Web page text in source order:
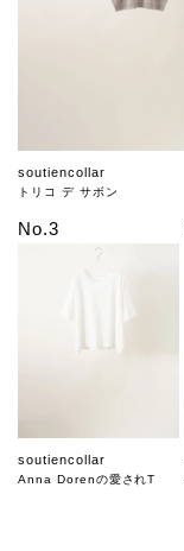
soutiencollar
トリコ デ サボン
No.3
soutiencollar
Anna Dorenの愛されT